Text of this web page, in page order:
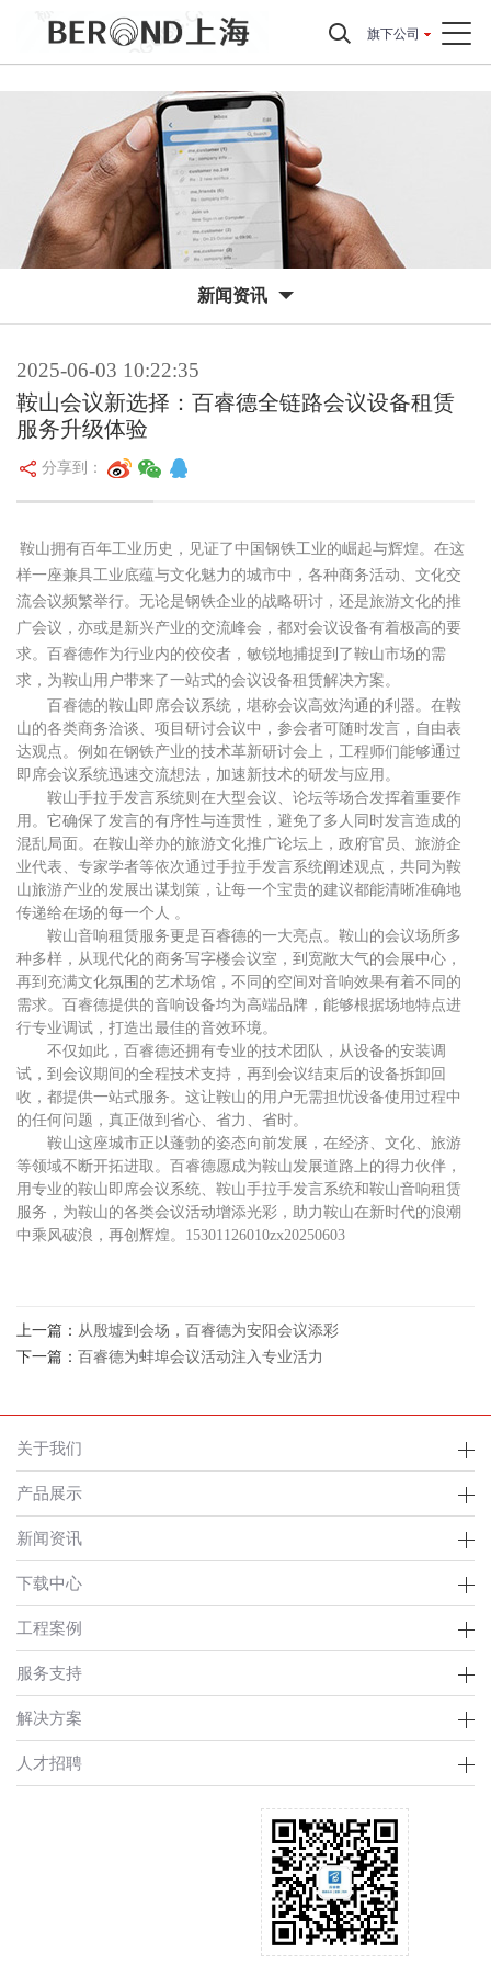
旗下公司
新闻资讯
2025-06-03 10:22:35
鞍山会议新选择：百睿德全链路会议设备租赁
服务升级体验
分享到：
鞍山拥有百年工业历史，见证了中国钢铁工业的崛起与辉煌。在这
样一座兼具工业底蕴与文化魅力的城市中，各种商务活动、文化交
流会议频繁举行。无论是钢铁企业的战略研讨，还是旅游文化的推
广会议，亦或是新兴产业的交流峰会，都对会议设备有着极高的要
求。百睿德作为行业内的佼佼者，敏锐地捕捉到了鞍山市场的需
求，为鞍山用户带来了一站式的会议设备租赁解决方案。
百睿德的鞍山即席会议系统，堪称会议高效沟通的利器。在鞍
山的各类商务洽谈、项目研讨会议中，参会者可随时发言，自由表
达观点。例如在钢铁产业的技术革新研讨会上，工程师们能够通过
即席会议系统迅速交流想法，加速新技术的研发与应用。
鞍山手拉手发言系统则在大型会议、论坛等场合发挥着重要作
用。它确保了发言的有序性与连贯性，避免了多人同时发言造成的
混乱局面。在鞍山举办的旅游文化推广论坛上，政府官员、旅游企
业代表、专家学者等依次通过手拉手发言系统阐述观点，共同为鞍
山旅游产业的发展出谋划策，让每一个宝贵的建议都能清晰准确地
传递给在场的每一个人 。
鞍山音响租赁服务更是百睿德的一大亮点。鞍山的会议场所多
种多样，从现代化的商务写字楼会议室，到宽敞大气的会展中心，
再到充满文化氛围的艺术场馆，不同的空间对音响效果有着不同的
需求。百睿德提供的音响设备均为高端品牌，能够根据场地特点进
行专业调试，打造出最佳的音效环境。
不仅如此，百睿德还拥有专业的技术团队，从设备的安装调
试，到会议期间的全程技术支持，再到会议结束后的设备拆卸回
收，都提供一站式服务。这让鞍山的用户无需担忧设备使用过程中
的任何问题，真正做到省心、省力、省时。
鞍山这座城市正以蓬勃的姿态向前发展，在经济、文化、旅游
等领域不断开拓进取。百睿德愿成为鞍山发展道路上的得力伙伴，
用专业的鞍山即席会议系统、鞍山手拉手发言系统和鞍山音响租赁
服务，为鞍山的各类会议活动增添光彩，助力鞍山在新时代的浪潮
中乘风破浪，再创辉煌。15301126010zx20250603
上一篇： 从殷墟到会场，百睿德为安阳会议添彩
下一篇： 百睿德为蚌埠会议活动注入专业活力
关于我们
产品展示
新闻资讯
下载中心
工程案例
服务支持
解决方案
人才招聘